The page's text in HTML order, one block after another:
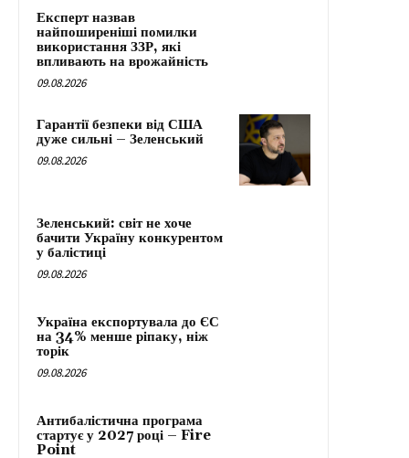
Експерт назвав
найпоширеніші помилки
використання ЗЗР, які
впливають на врожайність
09.08.2026
Гарантії безпеки від США
дуже сильні – Зеленський
09.08.2026
Зеленський: світ не хоче
бачити Україну конкурентом
у балістиці
09.08.2026
Україна експортувала до ЄС
на 34% менше ріпаку, ніж
торік
09.08.2026
Антибалістична програма
стартує у 2027 році – Fire
Point